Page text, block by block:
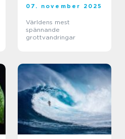
07. november 2025
Världens mest
spännande
grottvandringar